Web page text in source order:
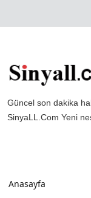
Güncel son dakika
SinyaLL.Com Yeni
Anasayfa